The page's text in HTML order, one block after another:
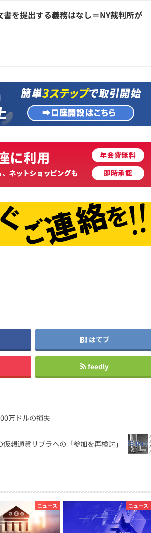
を提出する義務はなし＝NY裁判所が
はてブ
feedly
万ドルの損失
想通貨リブラへの「参加を再検討」
ニュース ニュース